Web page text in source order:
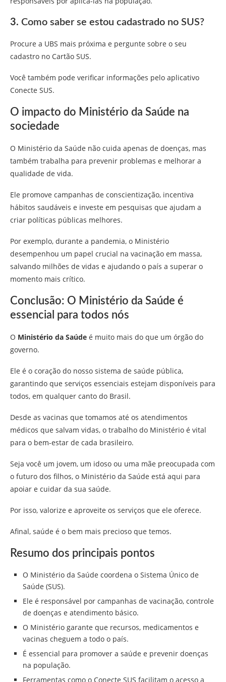
3. Como saber se estou cadastrado no SUS?
Procure a UBS mais próxima e pergunte sobre o seu
cadastro no Cartão SUS.
Você também pode verificar informações pelo aplicativo
Conecte SUS.
O impacto do Ministério da Saúde na
sociedade
O Ministério da Saúde não cuida apenas de doenças, mas
também trabalha para prevenir problemas e melhorar a
qualidade de vida.
Ele promove campanhas de conscientização, incentiva
hábitos saudáveis e investe em pesquisas que ajudam a
criar políticas públicas melhores.
Por exemplo, durante a pandemia, o Ministério
desempenhou um papel crucial na vacinação em massa,
salvando milhões de vidas e ajudando o país a superar o
momento mais crítico.
Conclusão: O Ministério da Saúde é
essencial para todos nós
O Ministério da Saúde é muito mais do que um órgão do
governo.
Ele é o coração do nosso sistema de saúde pública,
garantindo que serviços essenciais estejam disponíveis para
todos, em qualquer canto do Brasil.
Desde as vacinas que tomamos até os atendimentos
médicos que salvam vidas, o trabalho do Ministério é vital
para o bem-estar de cada brasileiro.
Seja você um jovem, um idoso ou uma mãe preocupada com
o futuro dos filhos, o Ministério da Saúde está aqui para
apoiar e cuidar da sua saúde.
Por isso, valorize e aproveite os serviços que ele oferece.
Afinal, saúde é o bem mais precioso que temos.
Resumo dos principais pontos
O Ministério da Saúde coordena o Sistema Único de
Saúde (SUS).
Ele é responsável por campanhas de vacinação, controle
de doenças e atendimento básico.
O Ministério garante que recursos, medicamentos e
vacinas cheguem a todo o país.
É essencial para promover a saúde e prevenir doenças
na população.
Ferramentas como o Conecte SUS facilitam o acesso a